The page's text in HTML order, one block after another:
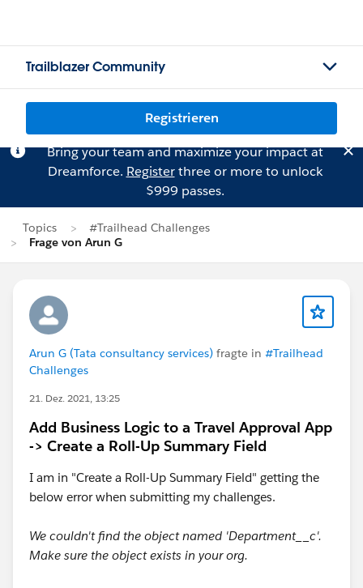
Trailblazer Community
Registrieren
Bring your team and maximize your impact at
Dreamforce. Registerthree or more to unlock
$999 passes.
Topics
#Trailhead Challenges
Frage von Arun G
Arun G (Tata consultancy services) fragte in #Trailhead
Challenges
21. Dez. 2021, 13:25
Add Business Logic to a Travel Approval App
-> Create a Roll-Up Summary Field
I am in "Create a Roll-Up Summary Field" getting the
below error when submitting my challenges.
We couldn't find the object named 'Department__c'.
Make sure the object exists in your org.